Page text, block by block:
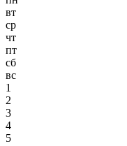
вт
ср
чт
пт
сб
вс
1
2
3
4
5